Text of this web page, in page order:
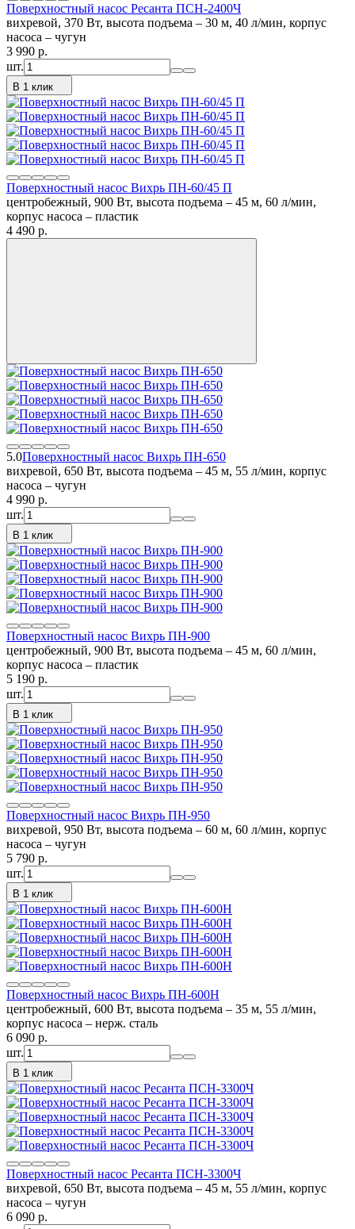
Поверхностный насос Ресанта ПСН-2400Ч
вихревой, 370 Вт, высота подъема – 30 м, 40 л/мин, корпус
насоса – чугун
3 990 p.
шт.
В 1 клик
Поверхностный насос Вихрь ПН-60/45 П
центробежный, 900 Вт, высота подъема – 45 м, 60 л/мин,
корпус насоса – пластик
4 490 p.
5.0Поверхностный насос Вихрь ПН-650
вихревой, 650 Вт, высота подъема – 45 м, 55 л/мин, корпус
насоса – чугун
4 990 p.
шт.
В 1 клик
Поверхностный насос Вихрь ПН-900
центробежный, 900 Вт, высота подъема – 45 м, 60 л/мин,
корпус насоса – пластик
5 190 p.
шт.
В 1 клик
Поверхностный насос Вихрь ПН-950
вихревой, 950 Вт, высота подъема – 60 м, 60 л/мин, корпус
насоса – чугун
5 790 p.
шт.
В 1 клик
Поверхностный насос Вихрь ПН-600Н
центробежный, 600 Вт, высота подъема – 35 м, 55 л/мин,
корпус насоса – нерж. сталь
6 090 p.
шт.
В 1 клик
Поверхностный насос Ресанта ПСН-3300Ч
вихревой, 650 Вт, высота подъема – 45 м, 55 л/мин, корпус
насоса – чугун
6 090 p.